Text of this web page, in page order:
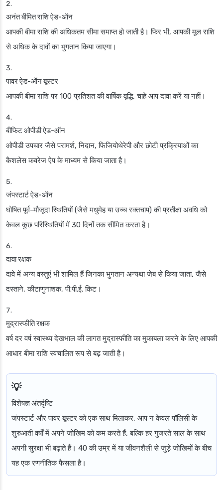
अनंत बीमित राशि ऐड-ऑन
आपकी बीमा राशि की अधिकतम सीमा समाप्त हो जाती है। फिर भी, आपकी मूल राशि
से अधिक के दावों का भुगतान किया जाएगा।
पावर ऐड-ऑन बूस्टर
आपकी बीमा राशि पर 100 प्रतिशत की वार्षिक वृद्धि, चाहे आप दावा करें या नहीं।
बीफिट ओपीडी ऐड-ऑन
ओपीडी उपचार जैसे परामर्श, निदान, फिजियोथेरेपी और छोटी प्रक्रियाओं का
कैशलेस कवरेज ऐप के माध्यम से किया जाता है।
जंपस्टार्ट ऐड-ऑन
घोषित पूर्व-मौजूदा स्थितियों (जैसे मधुमेह या उच्च रक्तचाप) की प्रतीक्षा अवधि को
केवल कुछ परिस्थितियों में 30 दिनों तक सीमित करता है।
दावा रक्षक
दावे में अन्य वस्तुएं भी शामिल हैं जिनका भुगतान अन्यथा जेब से किया जाता, जैसे
दस्ताने, कीटाणुनाशक, पी.पी.ई. किट।
मुद्रास्फीति रक्षक
वर्ष दर वर्ष स्वास्थ्य देखभाल की लागत मुद्रास्फीति का मुकाबला करने के लिए आपकी
आधार बीमा राशि स्वचालित रूप से बढ़ जाती है।
विशेषज्ञ अंतर्दृष्टि
जंपस्टार्ट और पावर बूस्टर को एक साथ मिलाकर, आप न केवल पॉलिसी के
शुरुआती वर्षों में अपने जोखिम को कम करते हैं, बल्कि हर गुजरते साल के साथ
अपनी सुरक्षा भी बढ़ाते हैं। 40 की उम्र में या जीवनशैली से जुड़े जोखिमों के बीच
यह एक रणनीतिक फैसला है।